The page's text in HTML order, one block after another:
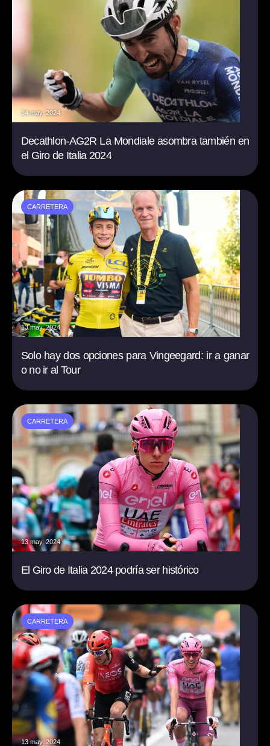
14 may. 2024
Decathlon-AG2R La Mondiale asombra también en
el Giro de Italia 2024
CARRETERA
13 may. 2024
Solo hay dos opciones para Vingeegard: ir a ganar
o no ir al Tour
CARRETERA
13 may. 2024
El Giro de Italia 2024 podría ser histórico
CARRETERA
13 may. 2024